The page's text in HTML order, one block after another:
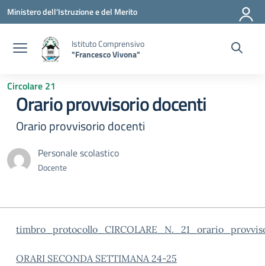
Vai ai contenuti
Vai al menu di navigazione
Vai al footer
Ministero dell'Istruzione e del Merito
Istituto Comprensivo
"Francesco Vivona"
Circolare 21
Orario provvisorio docenti
Orario provvisorio docenti
Personale scolastico
Docente
ORARI SECONDA SETTIMANA 24-25